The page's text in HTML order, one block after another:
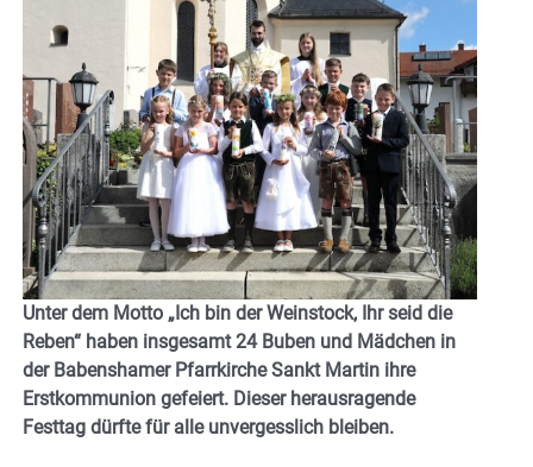
Unter dem Motto „Ich bin der Weinstock, Ihr seid die
Reben“ haben insgesamt 24 Buben und Mädchen in
der Babenshamer Pfarrkirche Sankt Martin ihre
Erstkommunion gefeiert. Dieser herausragende
Festtag dürfte für alle unvergesslich bleiben.